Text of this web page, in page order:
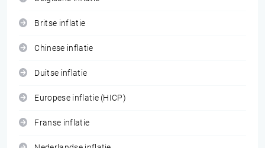
Britse inflatie
Chinese inflatie
Duitse inflatie
Europese inflatie (HICP)
Franse inflatie